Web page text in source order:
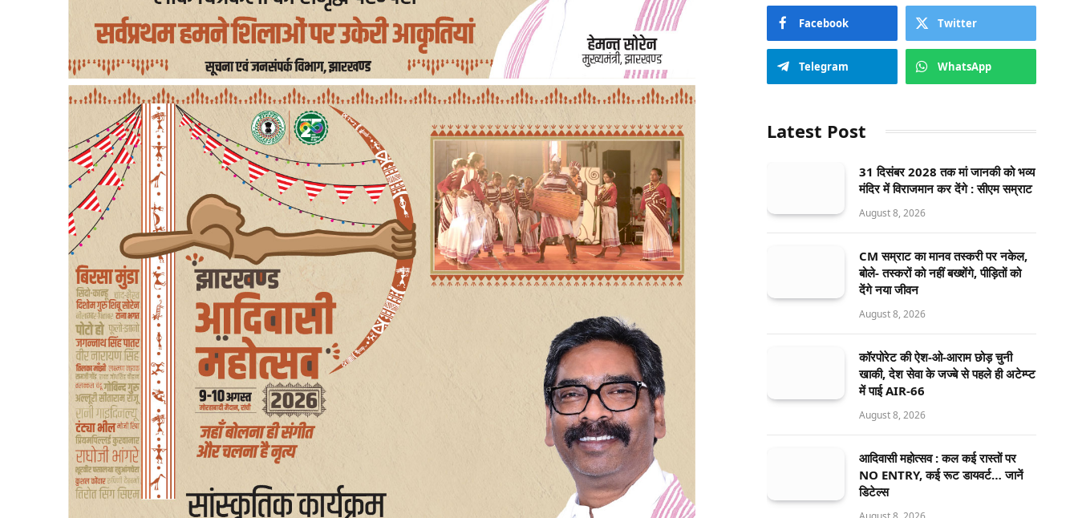
Facebook Twitter
Telegram WhatsApp
Latest Post
31 दिसंबर 2028 तक मां जानकी को भव्य
मंदिर में विराजमान कर देंगे : सीएम सम्राट
August 8, 2026
CM सम्राट का मानव तस्करी पर नकेल,
बोले- तस्करों को नहीं बख्शेंगे, पीड़ितों को
देंगे नया जीवन
August 8, 2026
कॉरपोरेट की ऐश-ओ-आराम छोड़ चुनी
खाकी, देश सेवा के जज्बे से पहले ही अटेम्प्ट
में पाई AIR-66
August 8, 2026
आदिवासी महोत्सव : कल कई रास्तों पर
NO ENTRY, कई रूट डायवर्ट… जानें
डिटेल्स